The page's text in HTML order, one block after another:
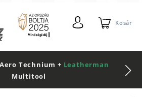
Kosár
Technium + Leatherman
Multitool